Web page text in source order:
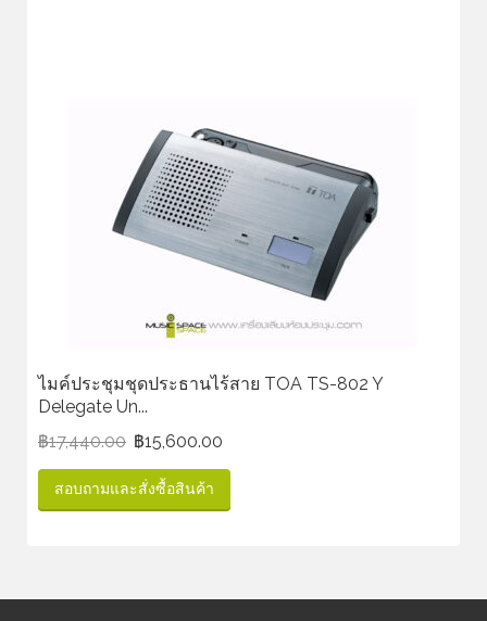
ไมค์ประชุมชุดประธานไร้สาย TOA TS-802 Y
Delegate Un...
฿17,440.00 ฿15,600.00
สอบถามและสั่งซื้อสินค้า